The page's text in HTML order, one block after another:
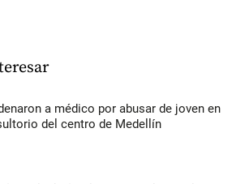
a médico por abusar de joven en
del centro de Medellín